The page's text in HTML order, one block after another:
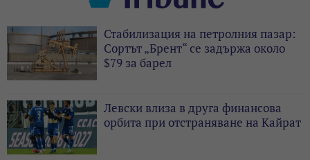
Стабилизация на петролния пазар:
Сортът „Брент“ се задържа около
$79 за барел
Левски влиза в друга финансова
орбита при отстраняване на Кайрат